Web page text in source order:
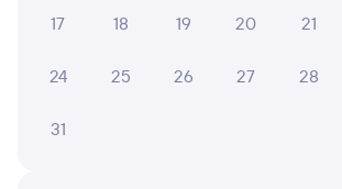
Как получить отчетные документы для
17 18 19 20 21
24 25 26 27 28
31